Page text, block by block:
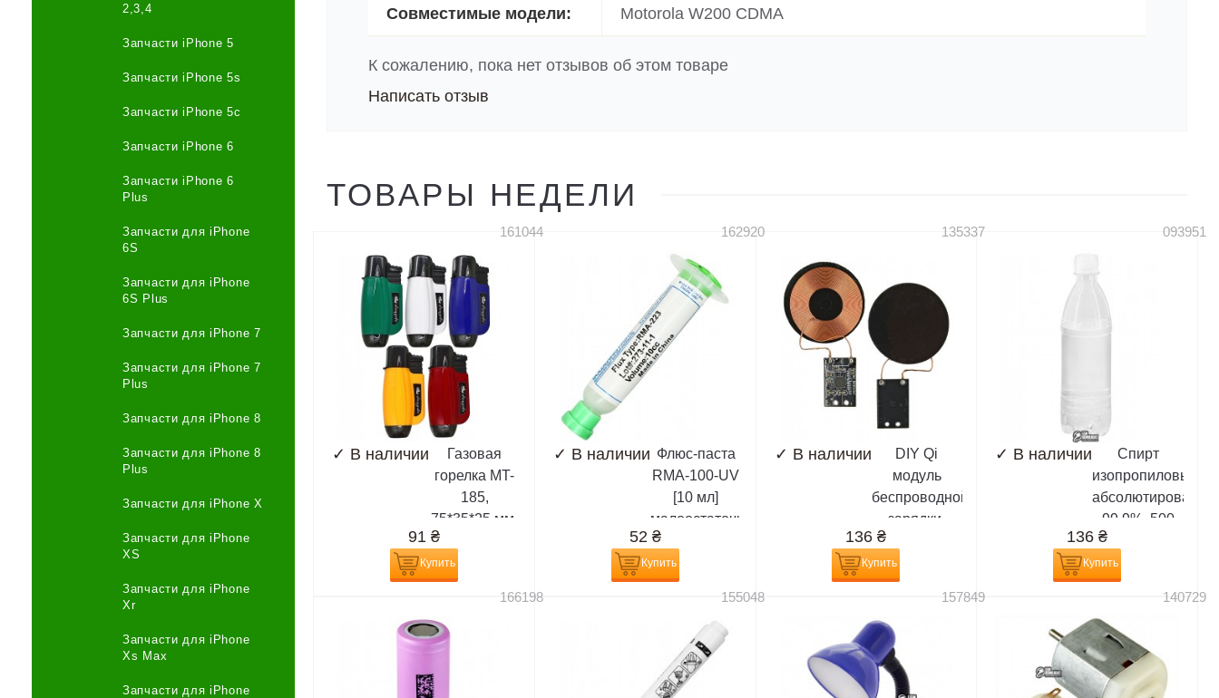
2,3,4
Запчасти iPhone 5
Запчасти iPhone 5s
Запчасти iPhone 5c
Запчасти iPhone 6
Запчасти iPhone 6
Plus
Запчасти для iPhone
6S
Запчасти для iPhone
6S Plus
Запчасти для iPhone 7
Запчасти для iPhone 7
Plus
Запчасти для iPhone 8
Запчасти для iPhone 8
Plus
Запчасти для iPhone X
Запчасти для iPhone
XS
Запчасти для iPhone
Xr
Запчасти для iPhone
Xs Max
Запчасти для iPhone
Совместимые модели: Motorola W200 CDMA
К сожалению, пока нет отзывов об этом товаре
Написать отзыв
ТОВАРЫ НЕДЕЛИ
161044
✓ В наличии
Газовая
горелка MT-
185,
75*35*25 мм,
цвет ассорти
91 ₴
Купить
162920
✓ В наличии Флюс-паста
RMA-100-UV
[10 мл]
малоостаточная,
разновидность
RMA-223
52 ₴
Купить
135337
✓ В наличии
DIY Qi
модуль
беспроводной
зарядки,
приемник
136₴
Купить
093951
✓ В наличии
Спирт
изопропиловый,
99,9%, 500
(химически
чистый)
136₴
Купить
166198 155048 157849 140729